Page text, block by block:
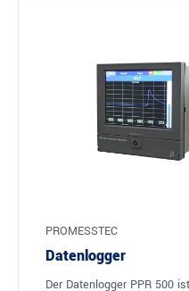
PROMESSTEC
Datenlogger
Der Datenlogger PPR 500